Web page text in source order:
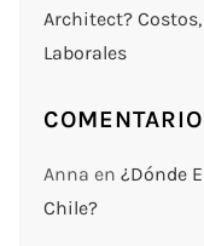
Architect?
Laborales
Anna en ¿Dónde
Chile?